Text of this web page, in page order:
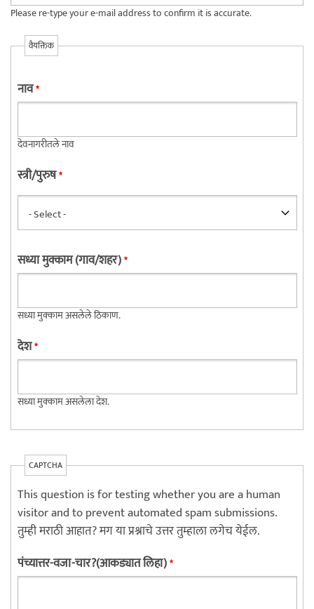
Please re-type your e-mail address to confirm it is accurate.
वैयक्तिक
नाव*
देवनागरीतले नाव
स्त्री/पुरुष*
सध्या मुक्काम (गाव/शहर)*
सध्या मुक्काम असलेले ठिकाण.
देश*
सध्या मुक्काम असलेला देश.
CAPTCHA
This question is for testing whether you are a human
visitor and to prevent automated spam submissions.
तुम्ही मराठी आहात? मग या प्रश्नाचे उत्तर तुम्हाला लगेच येईल.
पंच्यात्तर-वजा-चार?(आकड्यात लिहा)*